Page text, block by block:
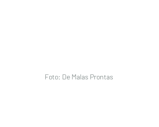
Foto: De Malas Prontas